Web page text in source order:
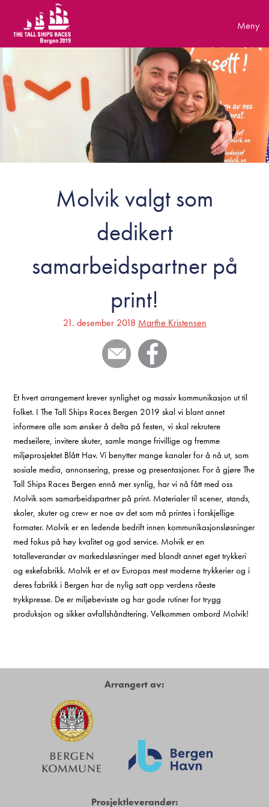
content
Molvik valgt som
dedikert
samarbeidspartner på
print!
21. desember 2018 Marthe Kristensen
Et hvert arrangement krever synlighet og massiv kommunikasjon ut til
folket. I The Tall Ships Races Bergen 2019 skal vi blant annet
informere alle som ønsker å delta på festen, vi skal rekrutere
medseilere, invitere skuter, samle mange frivillige og fremme
miljøprosjektet Blått Hav. Vi benytter mange kanaler for å nå ut, som
sosiale media, annonsering, presse og presentasjoner. For å gjøre The
Tall Ships Races Bergen ennå mer synlig, har vi nå fått med oss
Molvik som samarbeidspartner på print. Materialer til scener, stands,
skoler, skuter og crew er noe av det som må printes i forskjellige
formater. Molvik er en ledende bedrift innen kommunikasjonsløsninger
med fokus på høy kvalitet og god service. Molvik er en
totalleverandør av markedsløsninger med blandt annet eget trykkeri
og eskefabrikk. Molvik er et av Europas mest moderne trykkerier og i
deres fabrikk i Bergen har de nylig satt opp verdens råeste
trykkpresse. De er miljøbevisste og har gode rutiner for trygg
produksjon og sikker avfallshåndtering. Velkommen ombord Molvik!
Arrangert av:
Prosjektleverandør: